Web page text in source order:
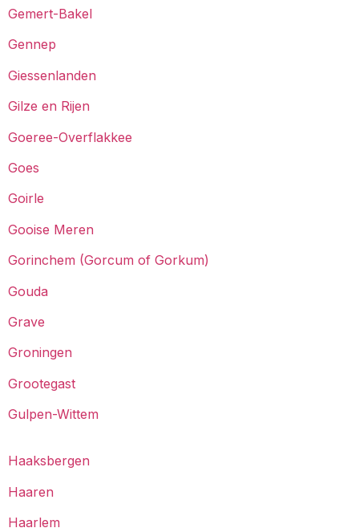
Gemert-Bakel
Gennep
Giessenlanden
Gilze en Rijen
Goeree-Overflakkee
Goes
Goirle
Gooise Meren
Gorinchem (Gorcum of Gorkum)
Gouda
Grave
Groningen
Grootegast
Gulpen-Wittem
Haaksbergen
Haaren
Haarlem